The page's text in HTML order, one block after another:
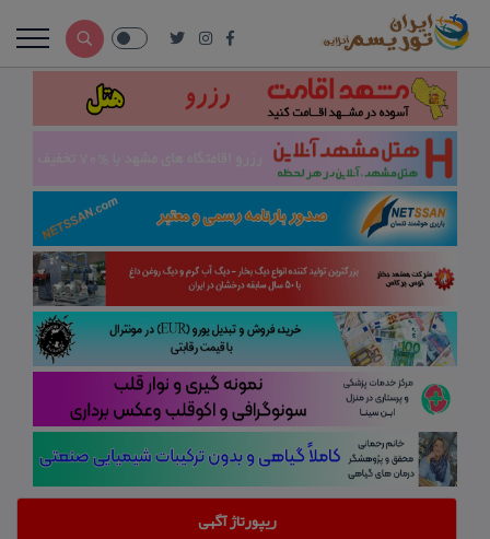
ریپورتاژ آگهی